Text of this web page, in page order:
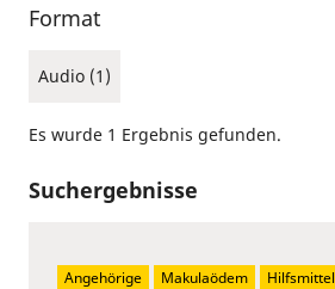
Format
Audio (1)
Es wurde 1 Ergebnis gefunden.
Suchergebnisse
Angehörige Makulaödem Hilfsmittel